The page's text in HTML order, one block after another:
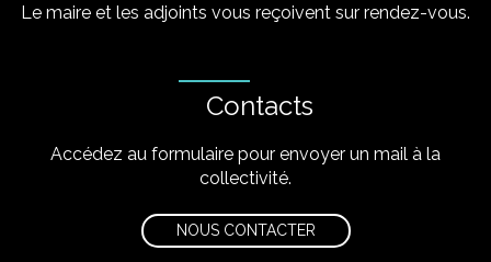
Le maire et les adjoints vous reçoivent sur rendez-vous.
Contacts
Accédez au formulaire pour envoyer un mail à la
collectivité.
NOUS CONTACTER